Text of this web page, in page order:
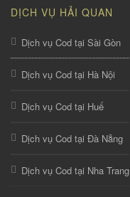
DỊCH VỤ HẢI QUAN
Dịch vụ Cod tại Sài Gòn
Dịch vụ Cod tại Hà Nội
Dịch vụ Cod tại Huế
Dịch vụ Cod tại Đà Nẵng
Dịch vụ Cod tại Nha Trang